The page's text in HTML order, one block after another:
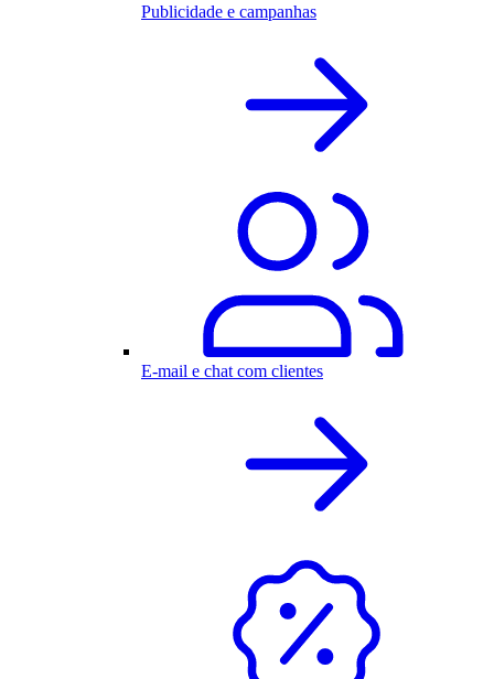
Publicidade e campanhas
E-mail e chat com clientes